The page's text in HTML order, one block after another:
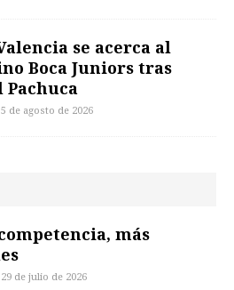
se acerca al
Boca Juniors tras
Pachuca
de agosto de 2026
más
de julio de 2026